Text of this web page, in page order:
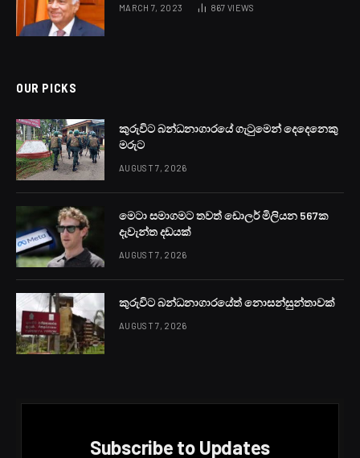
නසීර් අහමඩ් ඇමතිවරයාට ශ්‍රේෂ්ඨාධිකරණය දුන් නඩු තීන්දුව
ශ්‍රී ලංකා පොදුජන පෙරමුණෙන් ඉවත් වී කටයුතු කරන
මන්ත්‍රීවරුන්ට කිසිසේත් බලපෑමක් නොවන බව නිදහස් ජනතා
සභාවේ විධායක සභික පාර්ලිමේන්තු මන්ත්‍රී මහාචාර්ය ජී. එල්.
පීරිස් මහතා ඊයේ (9) පැවසීය.
නාවල නිදහස ජනතා සභාව ප්‍රධාන කාර්යාලයේදී ඊයේ (9)
පැවසීය.
විධායක ජනාධිපති ධුරය අහෝසි කිරීමට පෙර පාර්ලිමේන්තුව